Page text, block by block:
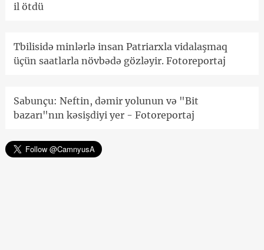
il ötdü
Tbilisidə minlərlə insan Patriarxla vidalaşmaq
üçün saatlarla növbədə gözləyir. Fotoreportaj
Sabunçu: Neftin, dəmir yolunun və "Bit
bazarı"nın kəsişdiyi yer - Fotoreportaj